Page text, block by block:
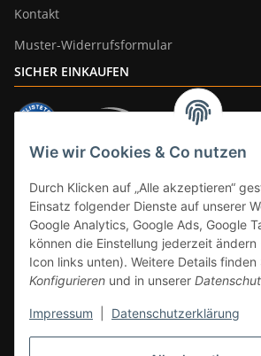
Wie wir Cookies & Co nutzen
Durch Klicken auf „Alle akzeptieren“
Einsatz folgender Dienste auf unserer
Google Analytics, Google Ads, Google
können die Einstellung jederzeit
Icon links unten). Weitere Details finden
Konfigurieren und in unserer
Impressum Datenschutzerklärung
Kontakt
Muster-Widerrufsformular
SICHER EINKAUFEN